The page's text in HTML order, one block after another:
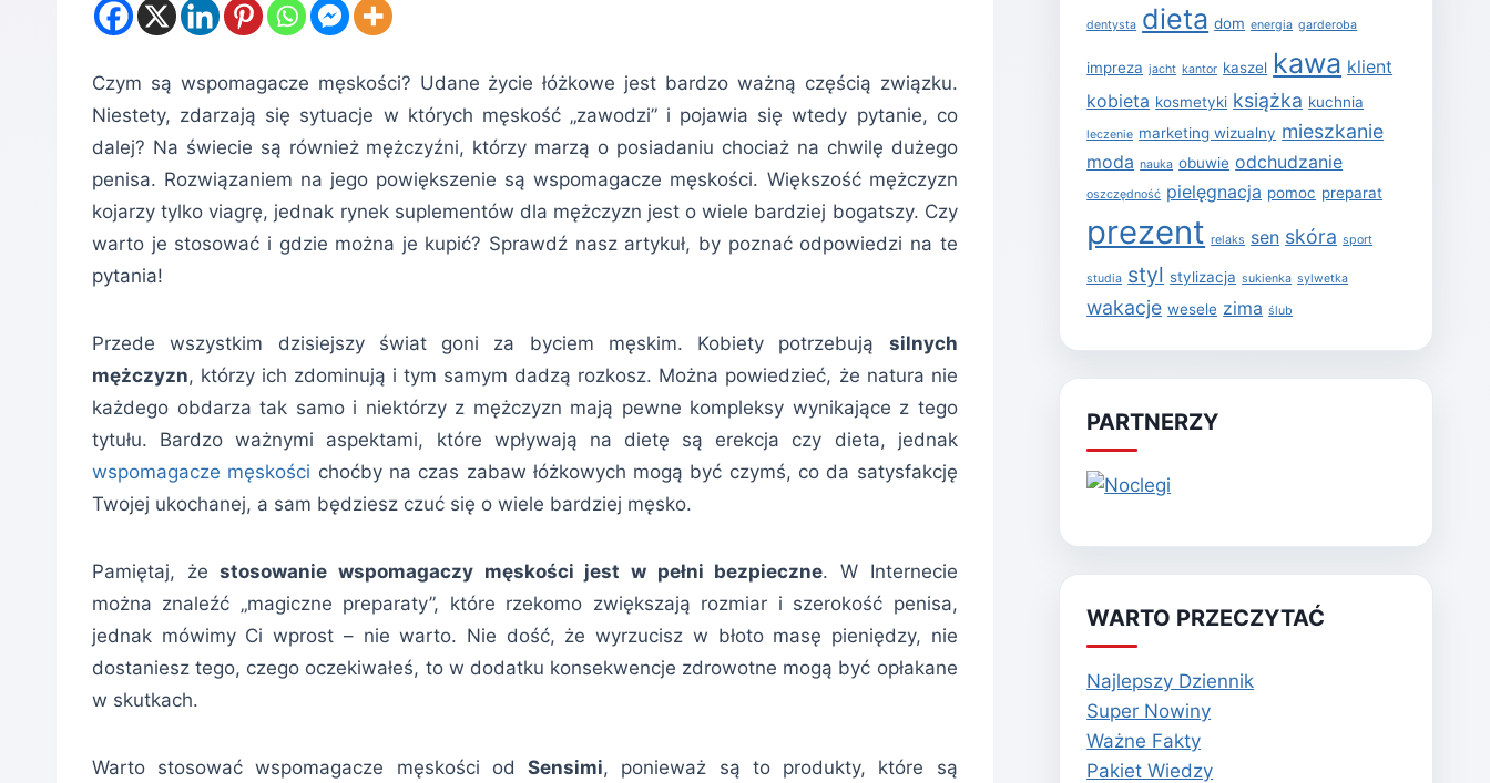
Czym są wspomagacze męskości? Udane życie łóżkowe jest bardzo ważną częścią związku.
Niestety, zdarzają się sytuacje w których męskość „zawodzi” i pojawia się wtedy pytanie, co
dalej? Na świecie są również mężczyźni, którzy marzą o posiadaniu chociaż na chwilę dużego
penisa. Rozwiązaniem na jego powiększenie są wspomagacze męskości. Większość mężczyzn
kojarzy tylko viagrę, jednak rynek suplementów dla mężczyzn jest o wiele bardziej bogatszy. Czy
warto je stosować i gdzie można je kupić? Sprawdź nasz artykuł, by poznać odpowiedzi na te
pytania!
Przede wszystkim dzisiejszy świat goni za byciem męskim. Kobiety potrzebują silnych
mężczyzn, którzy ich zdominują i tym samym dadzą rozkosz. Można powiedzieć, że natura nie
każdego obdarza tak samo i niektórzy z mężczyzn mają pewne kompleksy wynikające z tego
tytułu. Bardzo ważnymi aspektami, które wpływają na dietę są erekcja czy dieta, jednak
wspomagacze męskości choćby na czas zabaw łóżkowych mogą być czymś, co da satysfakcję
Twojej ukochanej, a sam będziesz czuć się o wiele bardziej męsko.
Pamiętaj, żestosowanie wspomagaczy męskości jest w pełni bezpieczne. W Internecie
można znaleźć „magiczne preparaty”, które rzekomo zwiększają rozmiar i szerokość penisa,
jednak mówimy Ci wprost – nie warto. Nie dość, że wyrzucisz w błoto masę pieniędzy, nie
dostaniesz tego, czego oczekiwałeś, to w dodatku konsekwencje zdrowotne mogą być opłakane
w skutkach.
Warto stosować wspomagacze męskości odSensimi, ponieważ są to produkty, które są
dentysta dieta dom energia garderoba
impreza jacht kantor kaszel kawa klient
kobieta kosmetyki książka kuchnia
leczenie marketing wizualny mieszkanie
moda nauka obuwie odchudzanie
oszczędność pielęgnacja pomoc preparat
prezent relaks sen skóra sport
studia styl stylizacja sukienka sylwetka
wakacje wesele zima ślub
PARTNERZY
WARTO PRZECZYTAĆ
Najlepszy Dziennik
Super Nowiny
Ważne Fakty
Pakiet Wiedzy